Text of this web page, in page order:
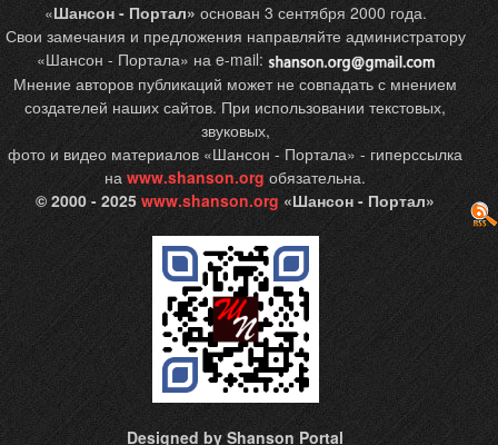
«Шансон - Портал» основан 3 сентября 2000 года.
Свои замечания и предложения направляйте администратору
«Шансон - Портала» на e-mail:
Мнение авторов публикаций может не совпадать с мнением
создателей наших сайтов. При использовании текстовых,
звуковых,
фото и видео материалов «Шансон - Портала» - гиперссылка
на www.shanson.org обязательна.
© 2000 - 2025 www.shanson.org «Шансон - Портал»
Designed by Shanson Portal